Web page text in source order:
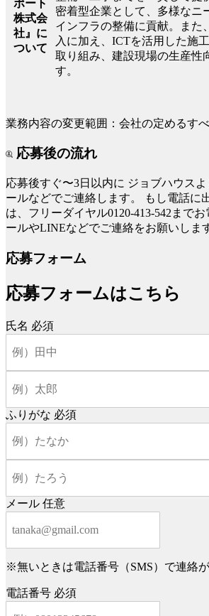
ポート
株式会
社』に
ついて
密着型企業として、多様なニ
インフラの整備に貢献。また
入に加え、ICTを活用した施
取り組み、建設現場の生産性
す。
業務内容の変更範囲：会社の定めるす
応募後の流れ
応募後すぐ〜3日以内に ジョブハウス
ールなどでご連絡します。
もし電話に
は、フリーダイヤル0120-413-542まで
ールやLINEなどでご連絡をお願いしま
応募フォーム
応募フォームはこちら
氏名 必須
ふりがな 必須
メール 任意
※無いときは電話番号（SMS）で連絡
電話番号 必須